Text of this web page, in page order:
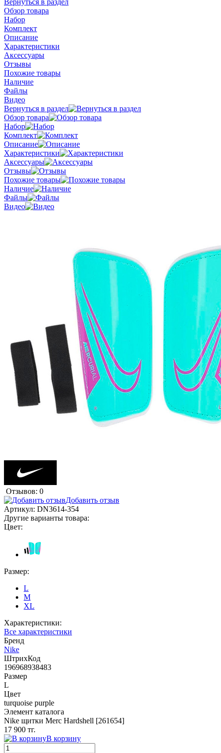
Вернуться в раздел
Обзор товара
Набор
Комплект
Описание
Характеристики
Аксессуары
Отзывы
Похожие товары
Наличие
Файлы
Видео
Вернуться в раздел
Обзор товара
Набор
Комплект
Описание
Характеристики
Аксессуары
Отзывы
Похожие товары
Наличие
Файлы
Видео
Отзывов: 0
Добавить отзыв
Артикул: DN3614-354
Другие варианты товара:
Цвет:
Размер:
L
M
XL
Характеристики:
Все характеристики
Бренд
Nike
ШтрихКод
196968938483
Размер
L
Цвет
turquoise purple
Элемент каталога
Nike щитки Merc Hardshell [261654]
17 900 тг.
В корзину